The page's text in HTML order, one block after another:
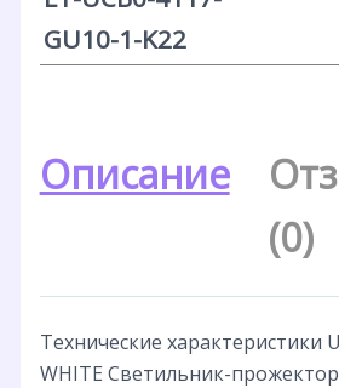
GU10-1-K22
Описание
(0)
Технические характеристики
WHITE Светильник-